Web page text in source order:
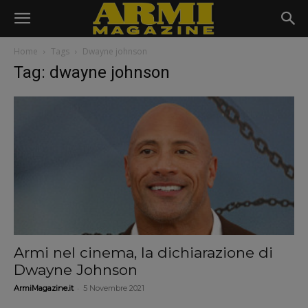
Home Tags Dwayne johnson
Tag: dwayne johnson
Armi nel cinema, la dichiarazione di
Dwayne Johnson
ArmiMagazine.it 5 Novembre 2021